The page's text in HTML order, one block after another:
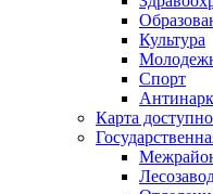
Культура
Спорт
Карта